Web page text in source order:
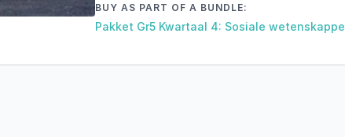
BUY AS PART OF A BUNDLE:
Pakket Gr5 Kwartaal 4: Sosiale wetenskappe